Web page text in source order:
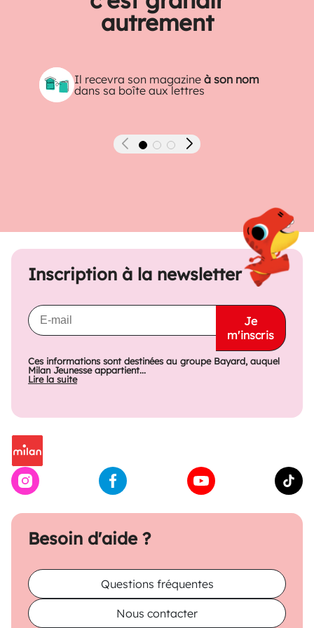
autrement
Il recevra son magazineà son nom
dans sa boîte aux lettres
Précédent Suivant
Besoin d'aide ?
Questions fréquentes
Nous contacter
Inscription à la newsletter
Je
m'inscris
Ces informations sont destinées au groupe Bayard, auquel
Milan Jeunesse appartient...
Lire la suite